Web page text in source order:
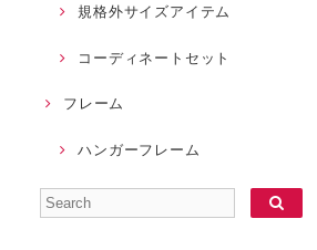
規格外サイズアイテム
コーディネートセット
フレーム
ハンガーフレーム